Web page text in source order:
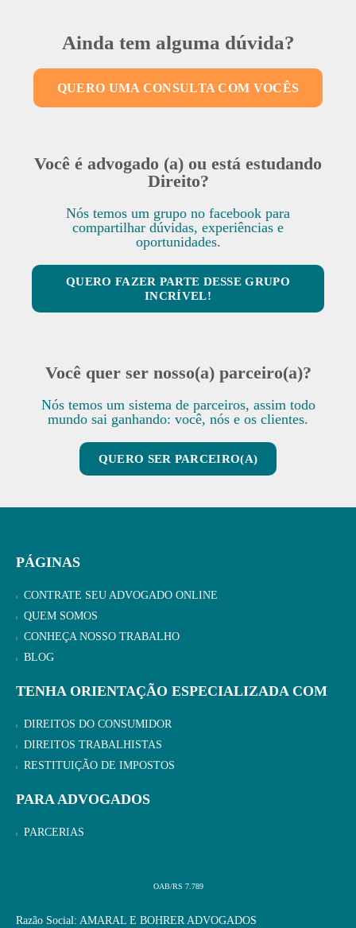
Ainda tem alguma dúvida?
QUERO UMA CONSULTA COM VOCÊS
Você é advogado (a) ou está estudando
Direito?
Nós temos um grupo no facebook para
compartilhar dúvidas, experiências e
oportunidades.
QUERO FAZER PARTE DESSE GRUPO
INCRÍVEL!
Você quer ser nosso(a) parceiro(a)?
Nós temos um sistema de parceiros, assim todo
mundo sai ganhando: você, nós e os clientes.
QUERO SER PARCEIRO(A)
PÁGINAS
CONTRATE SEU ADVOGADO ONLINE
QUEM SOMOS
CONHEÇA NOSSO TRABALHO
BLOG
TENHA ORIENTAÇÃO ESPECIALIZADA COM
DIREITOS DO CONSUMIDOR
DIREITOS TRABALHISTAS
RESTITUIÇÃO DE IMPOSTOS
PARA ADVOGADOS
PARCERIAS
OAB/RS 7.789
Razão Social: AMARAL E BOHRER ADVOGADOS